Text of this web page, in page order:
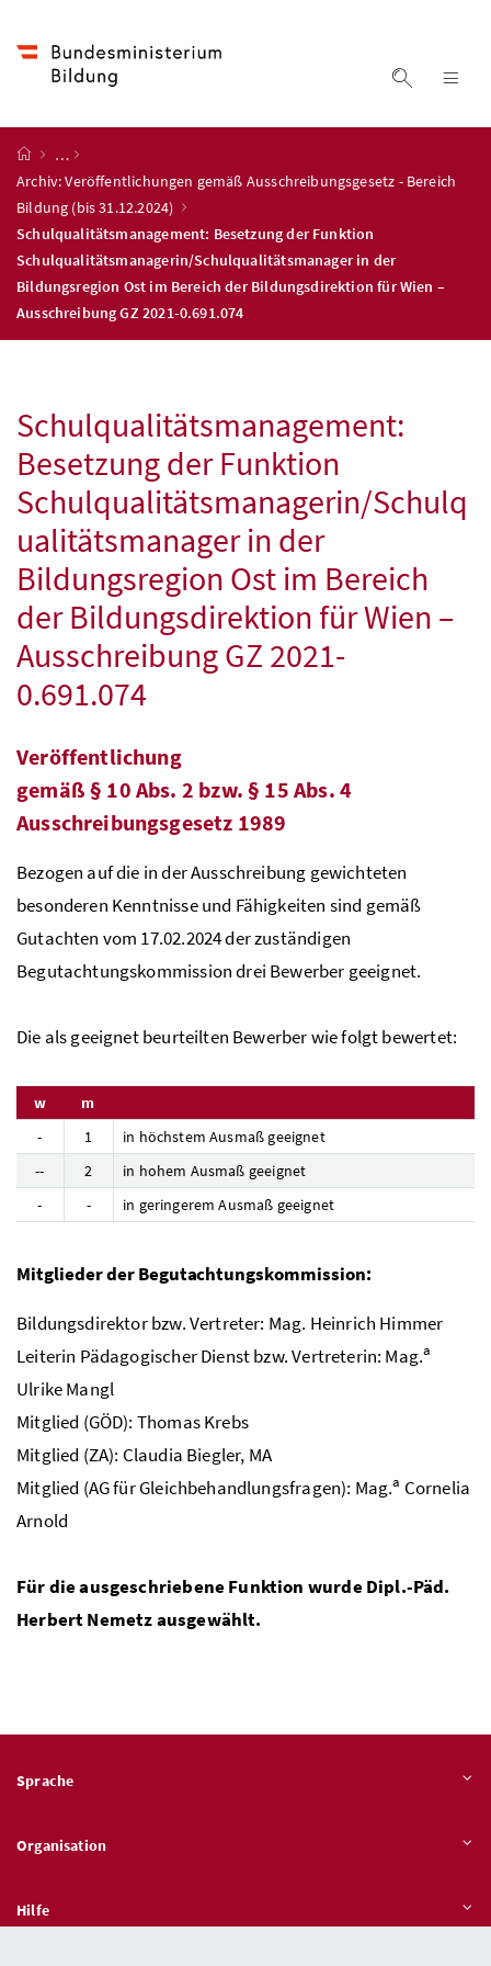
Suche
Startseite
…
Archiv: Veröffentlichungen gemäß Ausschreibungsgesetz - Bereich
Bildung (bis 31.12.2024)
Schulqualitätsmanagement: Besetzung der Funktion
Schulqualitätsmanagerin/Schulqualitätsmanager in der
Bildungsregion Ost im Bereich der Bildungsdirektion für Wien –
Ausschreibung GZ 2021-0.691.074
Schulqualitätsmanagement:
Besetzung der Funktion
Schulqualitätsmanagerin/Schulq
ualitätsmanager in der
Bildungsregion Ost im Bereich
der Bildungsdirektion für Wien –
Ausschreibung GZ 2021-
0.691.074
Veröffentlichung
gemäß§ 10 Abs. 2 bzw. § 15Abs. 4
Ausschreibungsgesetz 1989
Bezogen auf die in der Ausschreibung gewichteten
besonderen Kenntnisse und Fähigkeiten sind gemäß
Gutachten vom 17.02.2024 der zuständigen
Begutachtungskommission drei Bewerber geeignet.
Die als geeignet beurteilten Bewerber wie folgt bewertet:
w
m
-
1
in höchstem Ausmaß geeignet
--
2
in hohem Ausmaß geeignet
-
- in geringerem Ausmaß geeignet
Mitglieder der Begutachtungskommission:
Bildungsdirektor bzw. Vertreter: Mag. Heinrich Himmer
Leiterin Pädagogischer Dienst bzw. Vertreterin: Mag.a
Ulrike Mangl
Mitglied (GÖD): Thomas Krebs
Mitglied (ZA): Claudia Biegler, MA
Mitglied (AGfür Gleichbehandlungsfragen): Mag.a Cornelia
Arnold
Für die ausgeschriebene Funktion wurdeDipl.-Päd.
Herbert Nemetz ausgewählt.
Sprache
Organisation
Hilfe